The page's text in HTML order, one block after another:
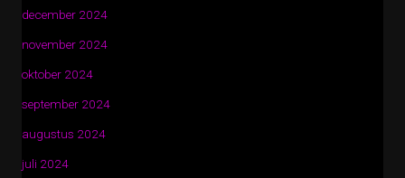
december 2024
november 2024
oktober 2024
september 2024
augustus 2024
juli 2024